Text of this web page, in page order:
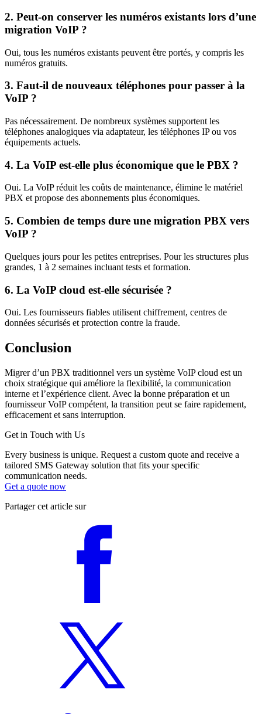
2. Peut-on conserver les numéros existants lors d’une
migration VoIP ?
Oui, tous les numéros existants peuvent être portés, y compris les
numéros gratuits.
3. Faut-il de nouveaux téléphones pour passer à la
VoIP ?
Pas nécessairement. De nombreux systèmes supportent les
téléphones analogiques via adaptateur, les téléphones IP ou vos
équipements actuels.
4. La VoIP est-elle plus économique que le PBX ?
Oui. La VoIP réduit les coûts de maintenance, élimine le matériel
PBX et propose des abonnements plus économiques.
5. Combien de temps dure une migration PBX vers
VoIP ?
Quelques jours pour les petites entreprises. Pour les structures plus
grandes, 1 à 2 semaines incluant tests et formation.
6. La VoIP cloud est-elle sécurisée ?
Oui. Les fournisseurs fiables utilisent chiffrement, centres de
données sécurisés et protection contre la fraude.
Conclusion
Migrer d’un PBX traditionnel vers un système VoIP cloud est un
choix stratégique qui améliore la flexibilité, la communication
interne et l’expérience client. Avec la bonne préparation et un
fournisseur VoIP compétent, la transition peut se faire rapidement,
efficacement et sans interruption.
Get in Touch with Us
Every business is unique. Request a custom quote and receive a
tailored SMS Gateway solution that fits your specific
communication needs.
Get a quote now
Partager cet article sur